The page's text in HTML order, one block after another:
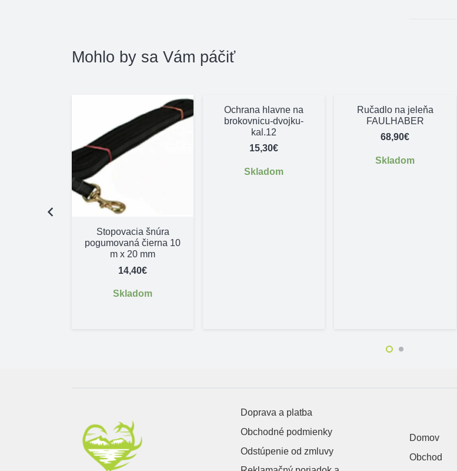
Mohlo by sa Vám páčiť
Stopovacia šnúra
pogumovaná čierna 10
m x 20 mm
14,40€
Skladom
Ochrana hlavne na
brokovnicu-dvojku-
kal.12
15,30€
Skladom
Ručadlo na jeleňa
FAULHABER
68,90€
Skladom
Doprava a platba
Obchodné podmienky
Odstúpenie od zmluvy
Domov
Obchod